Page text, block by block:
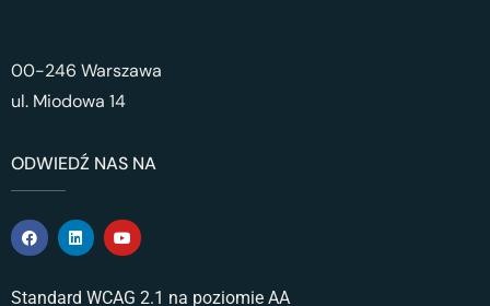
00-246 Warszawa
ul. Miodowa 14
ODWIEDŹ NAS NA
Standard WCAG 2.1 na poziomie AA